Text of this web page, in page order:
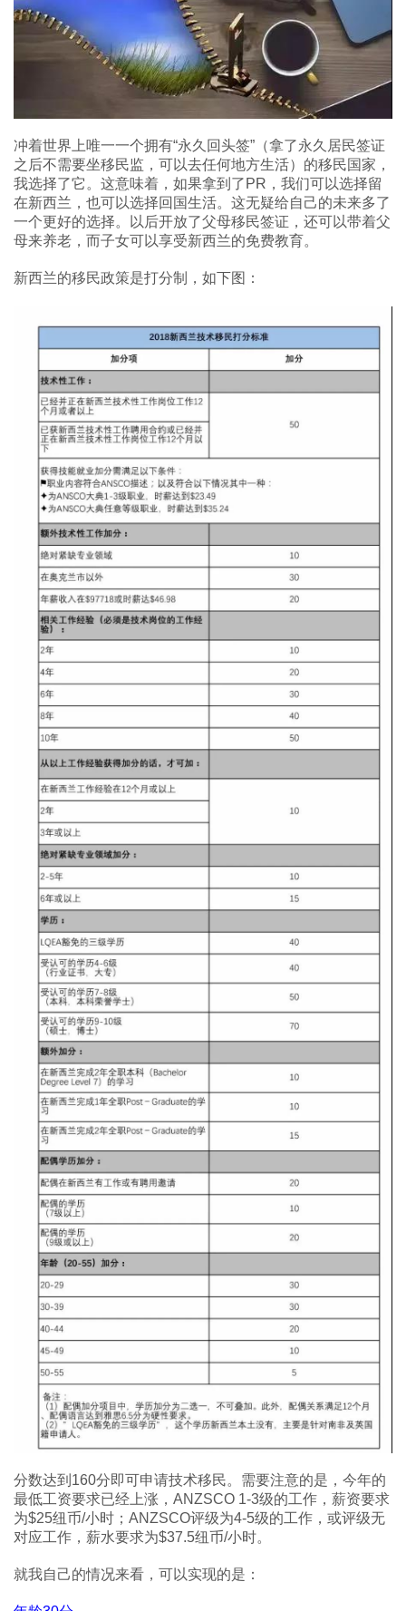
冲着世界上唯一一个拥有“永久回头签”（拿了永久居民签证
之后不需要坐移民监，可以去任何地方生活）的移民国家，
我选择了它。这意味着，如果拿到了PR，我们可以选择留
在新西兰，也可以选择回国生活。这无疑给自己的未来多了
一个更好的选择。以后开放了父母移民签证，还可以带着父
母来养老，而子女可以享受新西兰的免费教育。
新西兰的移民政策是打分制，如下图：
分数达到160分即可申请技术移民。需要注意的是，今年的
最低工资要求已经上涨，ANZSCO 1-3级的工作，薪资要求
为$25纽币/小时；ANZSCO评级为4-5级的工作，或评级无
对应工作，薪水要求为$37.5纽币/小时。
就我自己的情况来看，可以实现的是：